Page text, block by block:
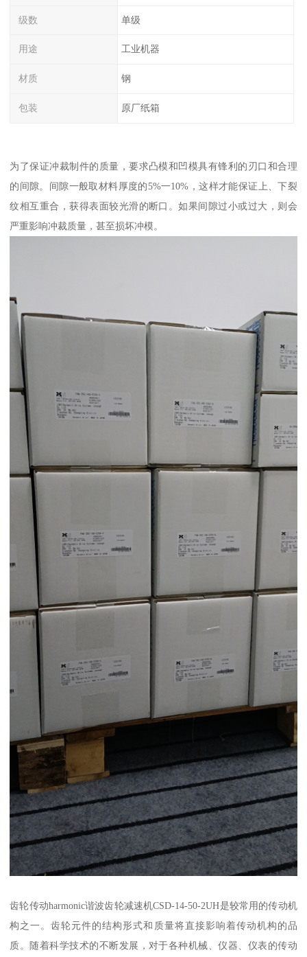
级数 单级
用途 工业机器
材质 钢
包装 原厂纸箱
为了保证冲裁制件的质量，要求凸模和凹模具有锋利的刃口和合理
的间隙。间隙一般取材料厚度的5%一10%，这样才能保证上、下裂
纹相互重合，获得表面较光滑的断口。如果间隙过小或过大，则会
严重影响冲裁质量，甚至损坏冲模。
齿轮传动harmonic谐波齿轮减速机CSD-14-50-2UH是较常用的传动机
构之一。齿轮元件的结构形式和质量将直接影响着传动机构的品
质。随着科学技术的不断发展，对于各种机械、仪器、仪表的传动